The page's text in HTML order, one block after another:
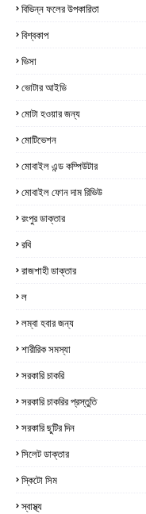
বিভিন্ন ফলের উপকারিতা
বিশ্বকাপ
ভিসা
ভোটার আইডি
মোটা হওয়ার জন্য
মোটিভেশন
মোবাইল এন্ড কম্পিউটার
মোবাইল ফোন দাম রিভিউ
রংপুর ডাক্তার
রবি
রাজশাহী ডাক্তার
ল
লম্বা হবার জন্য
শারীরিক সমস্যা
সরকারি চাকরি
সরকারি চাকরির প্রস্তুতি
সরকারি ছুটির দিন
সিলেট ডাক্তার
স্কিটো সিম
স্বাস্থ্য